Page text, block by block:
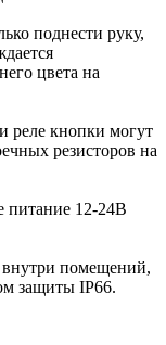
поднести руку,
цвета на
реле кнопки могут
резисторов на
питание 12-24В
внутри помещений,
защиты IP66.